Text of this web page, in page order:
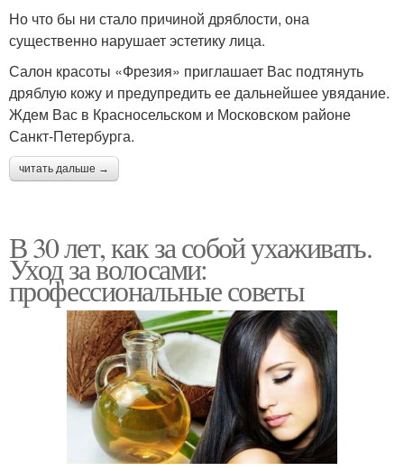
Но что бы ни стало причиной дряблости, она
существенно нарушает эстетику лица.
Салон красоты «Фрезия» приглашает Вас подтянуть
дряблую кожу и предупредить ее дальнейшее увядание.
Ждем Вас в Красносельском и Московском районе
Санкт-Петербурга.
читать дальше →
В 30 лет, как за собой ухаживать.
Уход за волосами:
профессиональные советы